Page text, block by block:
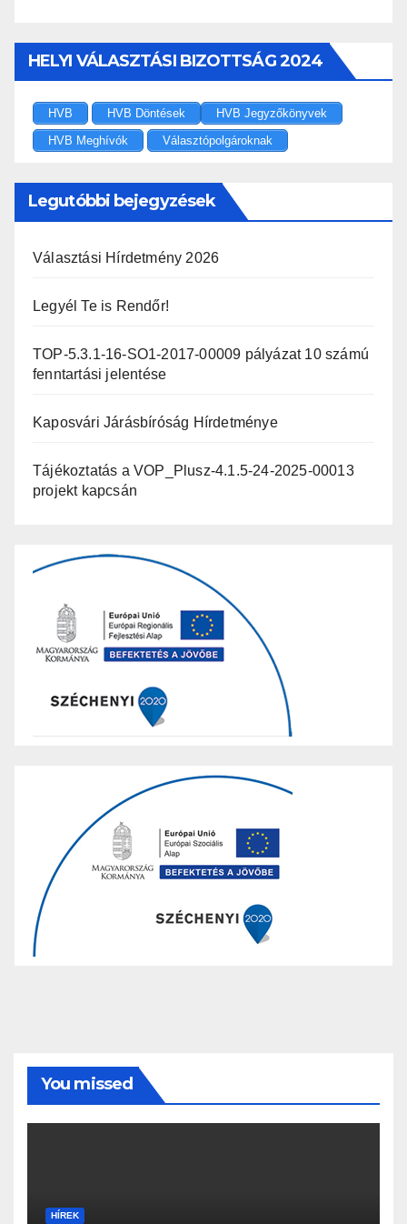
HELYI VÁLASZTÁSI BIZOTTSÁG 2024
HVB HVB Döntések
HVB Jegyzőkönyvek
HVB Meghívók
Választópolgároknak
Legutóbbi bejegyzések
Választási Hírdetmény 2026
Legyél Te is Rendőr!
TOP-5.3.1-16-SO1-2017-00009 pályázat 10 számú
fenntartási jelentése
Kaposvári Járásbíróság Hírdetménye
Tájékoztatás a VOP_Plusz-4.1.5-24-2025-00013
projekt kapcsán
You missed
HÍREK